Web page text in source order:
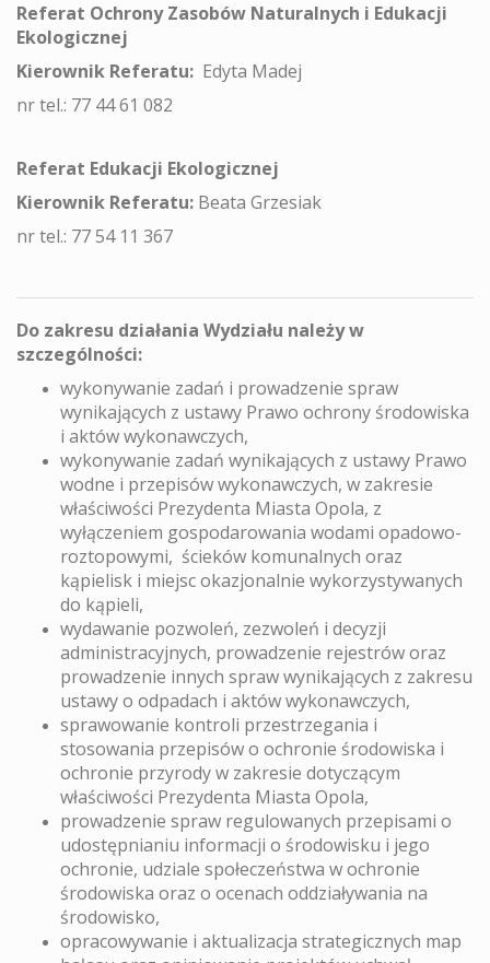
Referat Ochrony Zasobów Naturalnych i Edukacji
Ekologicznej
Kierownik Referatu: Edyta Madej
nr tel.: 77 44 61 082
Referat Edukacji Ekologicznej
Kierownik Referatu: Beata Grzesiak
nr tel.: 77 54 11 367
Do zakresu działania Wydziału należy w
szczególności:
wykonywanie zadań i prowadzenie spraw
wynikających z ustawy Prawo ochrony środowiska
i aktów wykonawczych,
wykonywanie zadań wynikających z ustawy Prawo
wodne i przepisów wykonawczych, w zakresie
właściwości Prezydenta Miasta Opola, z
wyłączeniem gospodarowania wodami opadowo-
roztopowymi, ścieków komunalnych oraz
kąpielisk i miejsc okazjonalnie wykorzystywanych
do kąpieli,
wydawanie pozwoleń, zezwoleń i decyzji
administracyjnych, prowadzenie rejestrów oraz
prowadzenie innych spraw wynikających z zakresu
ustawy o odpadach i aktów wykonawczych,
sprawowanie kontroli przestrzegania i
stosowania przepisów o ochronie środowiska i
ochronie przyrody w zakresie dotyczącym
właściwości Prezydenta Miasta Opola,
prowadzenie spraw regulowanych przepisami o
udostępnianiu informacji o środowisku i jego
ochronie, udziale społeczeństwa w ochronie
środowiska oraz o ocenach oddziaływania na
środowisko,
opracowywanie i aktualizacja strategicznych map